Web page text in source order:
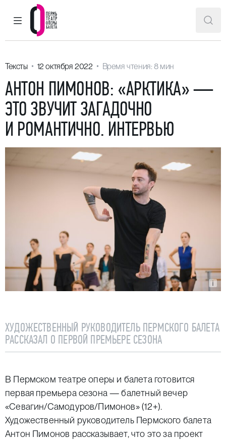
ГЛАВНОЕ МЕНЮ
Пермский театр оперы и балета
Тексты 12 октября 2022 Время чтения: 8 мин
АНТОН ПИМОНОВ: «АРКТИКА» —
ЭТО ЗВУЧИТ ЗАГАДОЧНО
И РОМАНТИЧНО. ИНТЕРВЬЮ
ХУДОЖЕСТВЕННЫЙ РУКОВОДИТЕЛЬ ПЕРМСКОГО БАЛЕТА
РАССКАЗАЛ О ПЕРВОЙ ПРЕМЬЕРЕ СЕЗОНА
В Пермском театре оперы и балета готовится
первая премьера сезона — балетный вечер
«Севагин/Самодуров/Пимонов» (12+).
Художественный руководитель Пермского балета
Антон Пимонов рассказывает, что это за проект